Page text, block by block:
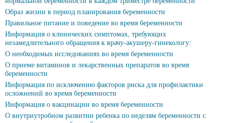
Образ жизни в период планирования беременности
Правильное питание и поведение во время беременности
Информация о клинических симптомах, требующих
незамедлительного обращения к врачу-акушеру-гинекологу:
О необходимых исследованиях во время беременности
О приеме витаминов и лекарственных препаратов во время
беременности
Информация по исключению факторов риска для профилактики
осложнений во время беременности
Информация о вакцинации во время беременности
О внутриутробном развитии ребенка по неделям беременности с